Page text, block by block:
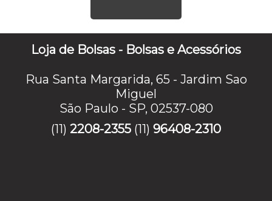
Loja de Bolsas - Bolsas e Acessórios
Rua Santa Margarida, 65 - Jardim Sao
Miguel
São Paulo - SP, 02537-080
(11) 2208-2355 (11) 96408-2310